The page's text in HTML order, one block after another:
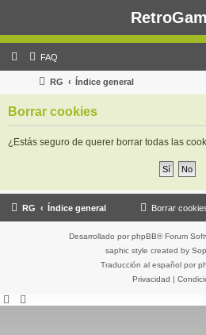
FAQ
RG Índice general
Borrar cookies
¿Estás seguro de querer borrar todas las
RG Índice general Borrar
Desarrollado por phpBB® Forum
saphic style created by
Traducción al español por
Privacidad |